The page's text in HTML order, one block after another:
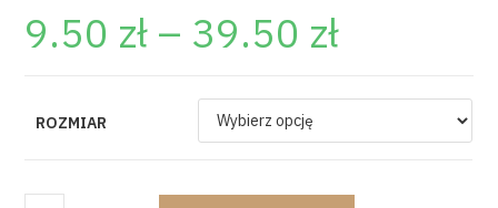
9.50 zł – 39.50 zł
ROZMIAR